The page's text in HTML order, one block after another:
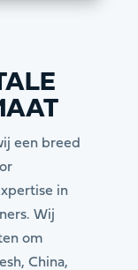
een breed
in
Wij
om
China,